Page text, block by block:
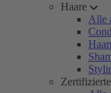
Haare
Alle